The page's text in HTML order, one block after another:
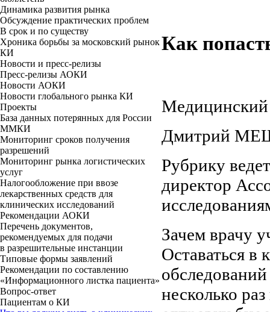
Динамика развития рынка
Обсуждение практических проблем
В срок и по существу
Хроника борьбы за московский рынок
КИ
Новости и пресс-релизы
Пресс-релизы АОКИ
Новости АОКИ
Новости глобального рынка КИ
Проекты
База данных потерянных для России
ММКИ
Мониторинг сроков получения
разрешений
Мониторинг рынка логистических
услуг
Налогообложение при ввозе
лекарственных средств для
клинических исследований
Рекомендации АОКИ
Перечень документов,
рекомендуемых для подачи
в разрешительные инстанции
Типовые формы заявлений
Рекомендации по составлению
«Информационного листка пациента»
Вопрос-ответ
Пациентам о КИ
Как
Медицинский
Дмитрий
Рубрику
директор
Зачем врачу
Оставаться в
несколько